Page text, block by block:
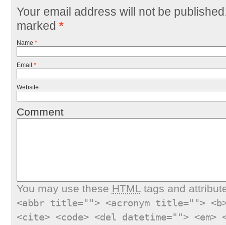
Your email address will not be
marked *
Name *
Email *
Website
Comment
You may use these HTMLtags and
<abbr title=""> <acronym title="">
<cite> <code> <del datetime="">